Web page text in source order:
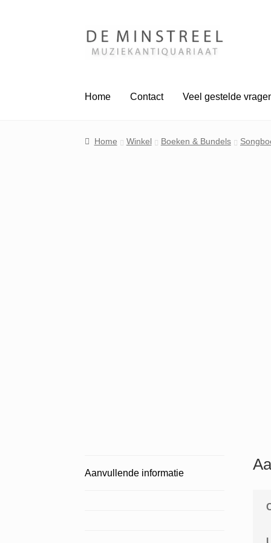
Ga
door
Ga
naar
Home
Contact Veel gestelde
Home Winkel Boeken & Bundels
Aanvullende informatie